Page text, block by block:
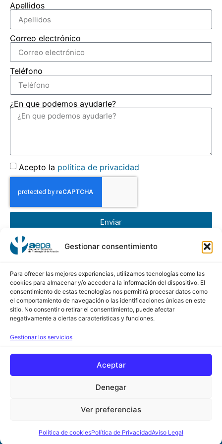
Gestionar consentimiento
Para ofrecer las mejores experiencias, utilizamos tecnologías como las
cookies para almacenar y/o acceder a la información del dispositivo. El
consentimiento de estas tecnologías nos permitirá procesar datos como
el comportamiento de navegación o las identificaciones únicas en este
sitio. No consentir o retirar el consentimiento, puede afectar
negativamente a ciertas características y funciones.
Gestionar los servicios
Aceptar
Denegar
Ver preferencias
Política de cookiesPolítica de PrivacidadAviso Legal
Apellidos
Correo electrónico
Teléfono
¿En que podemos ayudarle?
Acepto la política de privacidad
Enviar
AEPA
Asociación Española de Psicología de la Aviación
Calle Conde de Peñalver, 45 5ª Planta
28006 de Madrid
+34 630 638 094
www.aepa-spain.com
Aviso Legal Política de Privacidad
Política de cookies Diseño Web PCHOUSE